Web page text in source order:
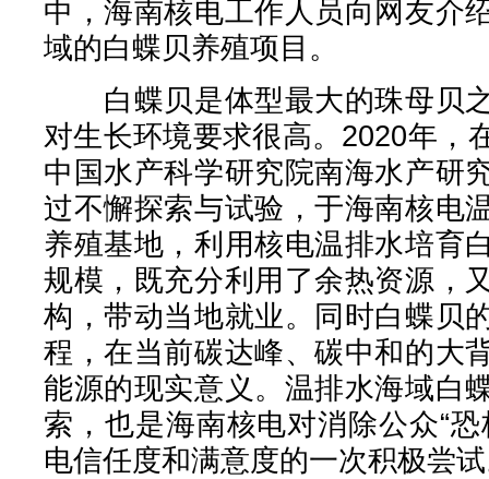
中，海南核电工作人员向网友介
域的白蝶贝养殖项目。
白蝶贝是体型最大的珠母贝
对生长环境要求很高。2020年，
中国水产科学研究院南海水产研
过不懈探索与试验，于海南核电
养殖基地，利用核电温排水培育
规模，既充分利用了余热资源，
构，带动当地就业。同时白蝶贝
程，在当前碳达峰、碳中和的大
能源的现实意义。温排水海域白
索，也是海南核电对消除公众“
电信任度和满意度的一次积极尝